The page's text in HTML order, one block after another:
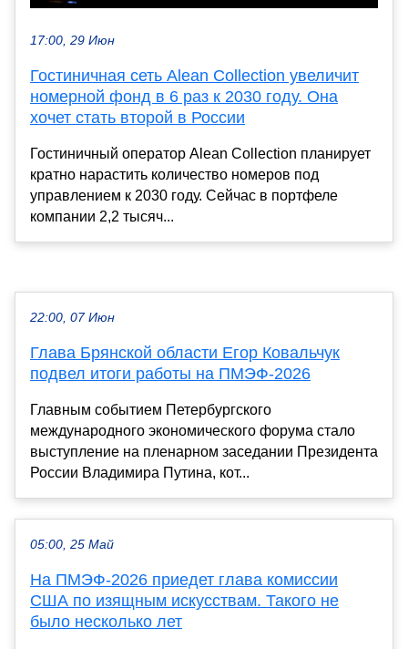
17:00, 29 Июн
Гостиничная сеть Alean Collection увеличит
номерной фонд в 6 раз к 2030 году. Она
хочет стать второй в России
Гостиничный оператор Alean Collection планирует
кратно нарастить количество номеров под
управлением к 2030 году. Сейчас в портфеле
компании 2,2 тысяч...
22:00, 07 Июн
Глава Брянской области Егор Ковальчук
подвел итоги работы на ПМЭФ-2026
Главным событием Петербургского
международного экономического форума стало
выступление на пленарном заседании Президента
России Владимира Путина, кот...
05:00, 25 Май
На ПМЭФ-2026 приедет глава комиссии
США по изящным искусствам. Такого не
было несколько лет